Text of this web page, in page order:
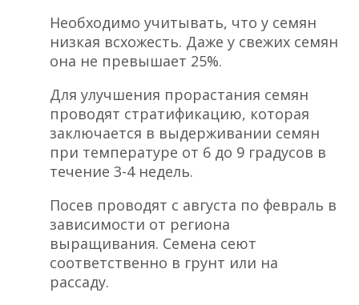
Необходимо учитывать, что у семян
низкая всхожесть. Даже у свежих семян
она не превышает 25%.
Для улучшения прорастания семян
проводят стратификацию, которая
заключается в выдерживании семян
при температуре от 6 до 9 градусов в
течение 3-4 недель.
Посев проводят с августа по февраль в
зависимости от региона
выращивания. Семена сеют
соответственно в грунт или на
рассаду.